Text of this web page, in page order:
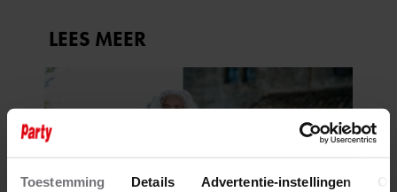
Toestemming Details Advertentie-instellingen